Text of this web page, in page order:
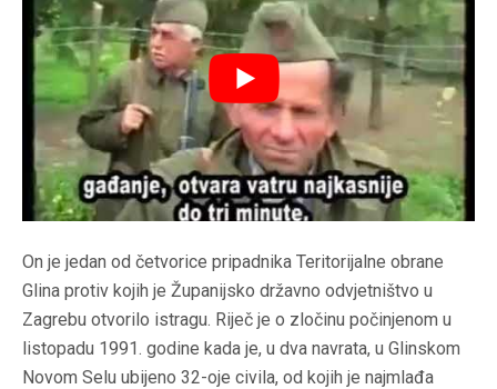
On je jedan od četvorice pripadnika Teritorijalne obrane
Glina protiv kojih je Županijsko državno odvjetništvo u
Zagrebu otvorilo istragu. Riječ je o zločinu počinjenom u
listopadu 1991. godine kada je, u dva navrata, u Glinskom
Novom Selu ubijeno 32-oje civila, od kojih je najmlađa